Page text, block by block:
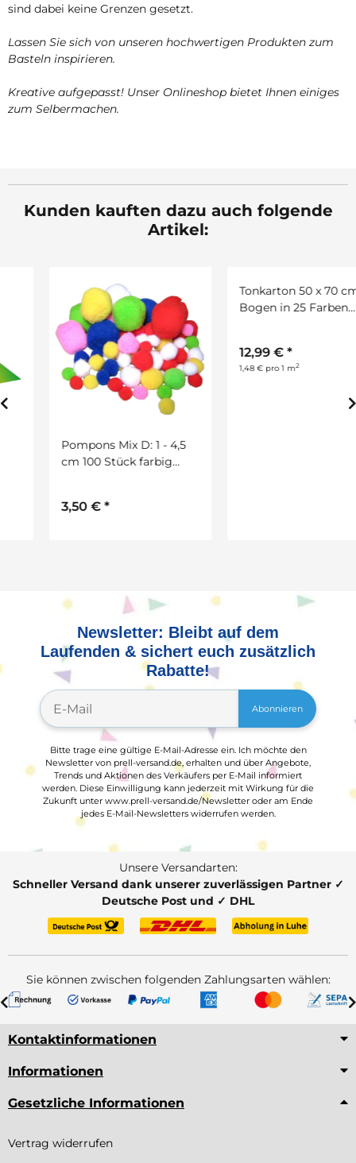
sind dabei keine Grenzen gesetzt.
Lassen Sie sich von unseren hochwertigen Produkten zum
Basteln inspirieren.
Kreative aufgepasst! Unser Onlineshop bietet Ihnen einiges
zum Selbermachen.
Kunden kauften dazu auch folgende
Artikel:
Pompons Mix D: 1 - 4,5
cm 100 Stück farbig
3,50 €*
Newsletter: Bleibt auf dem
Laufenden & sichert euch zusätzlich
Rabatte!
Abonnieren
Bitte trage eine gültige E-Mail-Adresse ein. Ich möchte den
Newsletter von prell-versand.de, erhalten und über Angebote,
Trends und Aktionen des Verkäufers per E-Mail informiert
werden. Diese Einwilligung kann jederzeit mit Wirkung für die
Zukunft unter www.prell-versand.de/Newsletter oder am Ende
jedes E-Mail-Newsletters widerrufen werden.
Unsere Versandarten:
Schneller Versand dank unserer zuverlässigen Partner ✓
Deutsche Post und ✓ DHL
Sie können zwischen folgenden Zahlungsarten wählen:
Kontaktinformationen
Informationen
Gesetzliche Informationen
Vertrag widerrufen